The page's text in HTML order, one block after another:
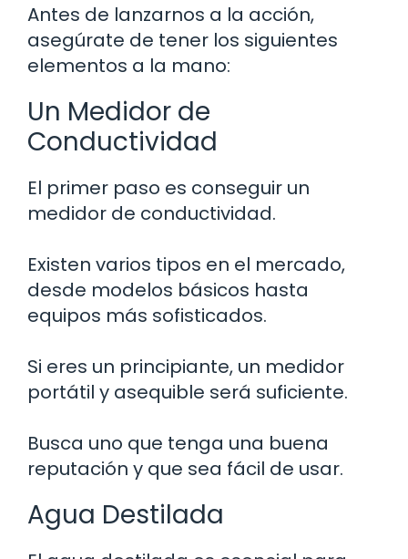
Antes de lanzarnos a la acción,
asegúrate de tener los siguientes
elementos a la mano:
Un Medidor de
Conductividad
El primer paso es conseguir un
medidor de conductividad.
Existen varios tipos en el mercado,
desde modelos básicos hasta
equipos más sofisticados.
Si eres un principiante, un medidor
portátil y asequible será suficiente.
Busca uno que tenga una buena
reputación y que sea fácil de usar.
Agua Destilada